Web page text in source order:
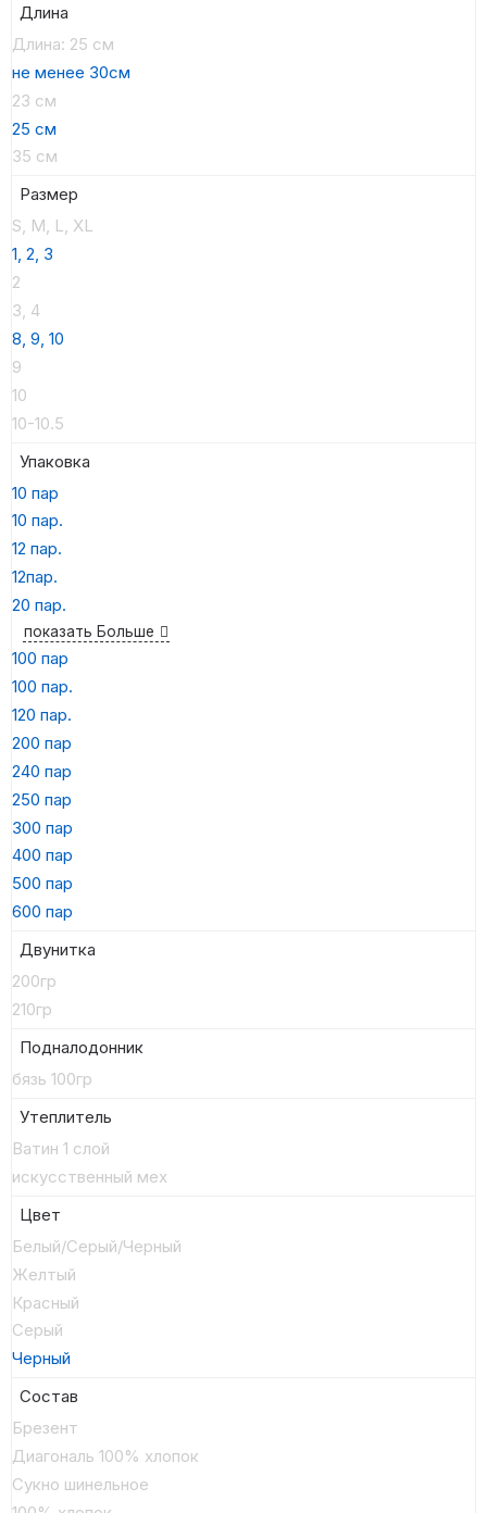
Длина
Длина: 25 см
не менее 30см
23 см
25 см
35 см
Размер
S, M, L, XL
1, 2, 3
2
3, 4
8, 9, 10
9
10
10-10.5
Упаковка
10 пар
10 пар.
12 пар.
12пар.
20 пар.
показать Больше
100 пар
100 пар.
120 пар.
200 пар
240 пар
250 пар
300 пар
400 пар
500 пар
600 пар
Двунитка
200гр
210гр
Подналодонник
бязь 100гр
Утеплитель
Ватин 1 слой
искусственный мех
Цвет
Белый/Серый/Черный
Желтый
Красный
Серый
Черный
Состав
Брезент
Диагональ 100% хлопок
Сукно шинельное